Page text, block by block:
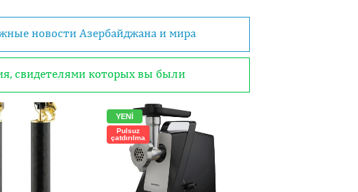
новости Азербайджана и мира
свидетелями которых вы были